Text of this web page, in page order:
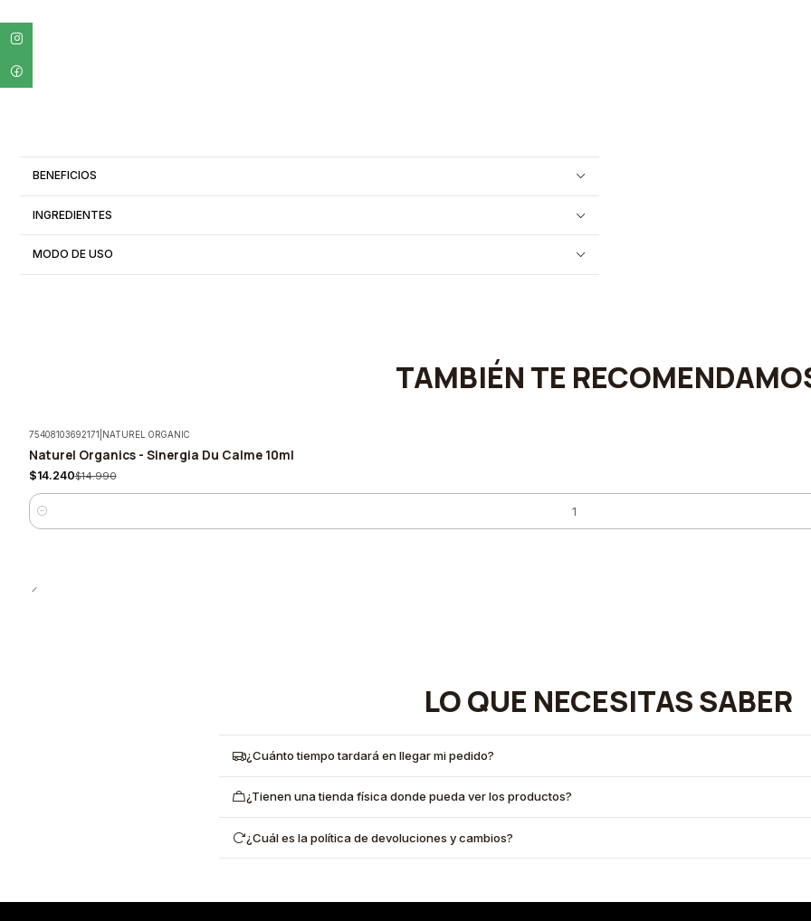
BENEFICIOS
INGREDIENTES
MODO DE USO
TAMBIÉN TE
-5%
75408103692171 NATUREL ORGANIC
Naturel Organics - Sinergia Du Calme 10ml
$14.240$14.990
Cantidad
LO QUE NECESITAS SABER
¿Cuánto tiempo tardará en llegar mi pedido?
¿Tienen una tienda física donde pueda ver los productos?
¿Cuál es la política de devoluciones y cambios?